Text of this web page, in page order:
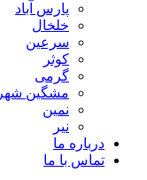
پارس آباد
خلخال
سرعین
کوثر
گرمی
مشگین شهر
نمین
نیر
درباره ما
تماس با ما